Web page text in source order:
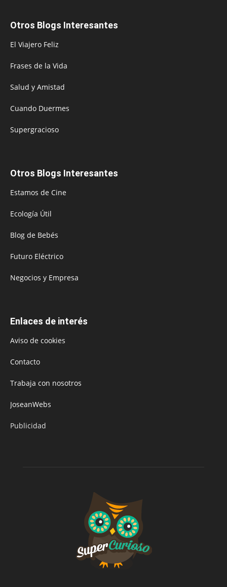
Otros Blogs Interesantes
El Viajero Feliz
Frases de la Vida
Salud y Amistad
Cuando Duermes
Supergracioso
Otros Blogs Interesantes
Estamos de Cine
Ecología Útil
Blog de Bebés
Futuro Eléctrico
Negocios y Empresa
Enlaces de interés
Aviso de cookies
Contacto
Trabaja con nosotros
JoseanWebs
Publicidad